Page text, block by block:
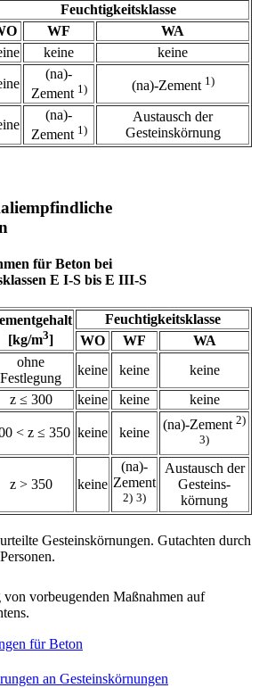
Feuchtigkeitsklasse
WF
WA
keine keine
(na)-
Zement 1) (na)-Zement 1)
(na)-
Zement 1)
Austausch der
Gesteinskörnung
für Beton bei
E I-S bis E III-S
[kg/m3]
Feuchtigkeitsklasse
WO
WF
WA
ohne
Festlegung
keine keine keine
z ≤ 300 keine keine keine
< z ≤ 350 keine keine
(na)-Zement 2)
3)
z > 350 keine
(na)-
Zement
2) 3)
Austausch der
Gesteins-
körnung
Gesteinskörnungen. Gutachten durch
vorbeugenden Maßnahmen auf
für Beton
an Gesteinskörnungen